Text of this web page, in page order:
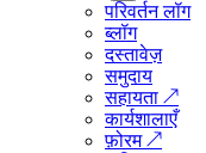
परिवर्तन लॉग
ब्लॉग
दस्तावेज़
समुदाय
सहायता ↗
कार्यशालाएँ
फ़ोरम↗